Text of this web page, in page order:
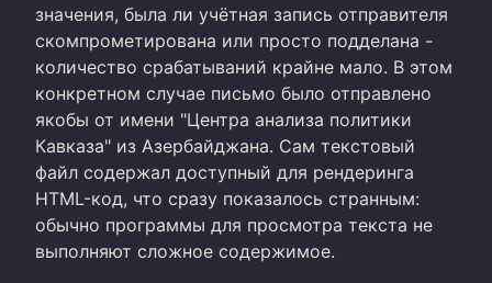
значения, была ли учётная запись отправителя
скомпрометирована или просто подделана -
количество срабатываний крайне мало. В этом
конкретном случае письмо было отправлено
якобы от имени "Центра анализа политики
Кавказа" из Азербайджана. Сам текстовый
файл содержал доступный для рендеринга
HTML-код, что сразу показалось странным:
обычно программы для просмотра текста не
выполняют сложное содержимое.